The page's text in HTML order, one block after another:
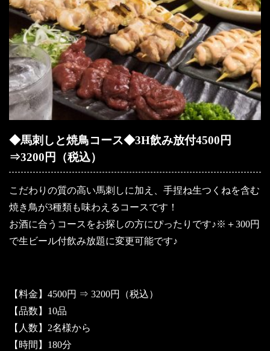
◆馬刺しと焼鳥コース◆3H飲み放付4500円
⇒3200円（税込）
こだわりの質の高い馬刺しに加え、手捏ね生つくねを含む
焼き鳥が3種類も味わえるコースです！
お酒に合うコースをお探しの方にぴったりです♪※＋300円
で生ビール付飲み放題に変更可能です♪
【料金】4500円 ⇒ 3200円（税込）
【品数】10品
【人数】2名様から
【時間】180分